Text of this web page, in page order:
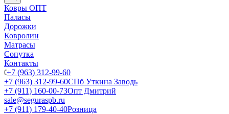
Ковры ОПТ
Паласы
Дорожки
Ковролин
Матрасы
Сопутка
Контакты
+7 (963) 312-99-60
+7 (963) 312-99-60СПб Уткина Заводь
+7 (911) 160-00-73Опт Дмитрий
sale@seguraspb.ru
+7 (911) 179-40-40Розница